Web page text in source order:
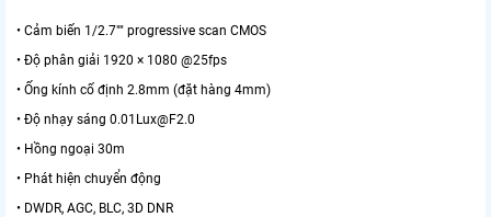
• Cảm biến 1/2.7"" progressive scan CMOS
• Độ phân giải 1920 × 1080 @25fps
• Ống kính cố định 2.8mm (đặt hàng 4mm)
• Độ nhạy sáng 0.01Lux@F2.0
• Hồng ngoại 30m
• Phát hiện chuyển động
• DWDR, AGC, BLC, 3D DNR